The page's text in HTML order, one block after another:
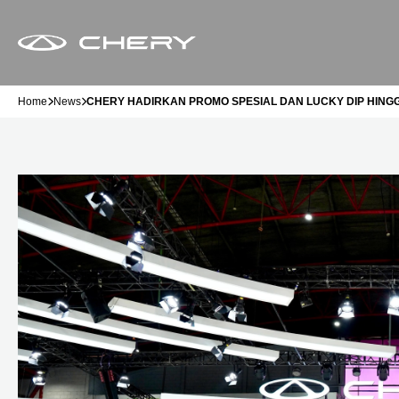
Home News CHERY HADIRKAN PROMO SPESIAL DAN LUCKY DIP